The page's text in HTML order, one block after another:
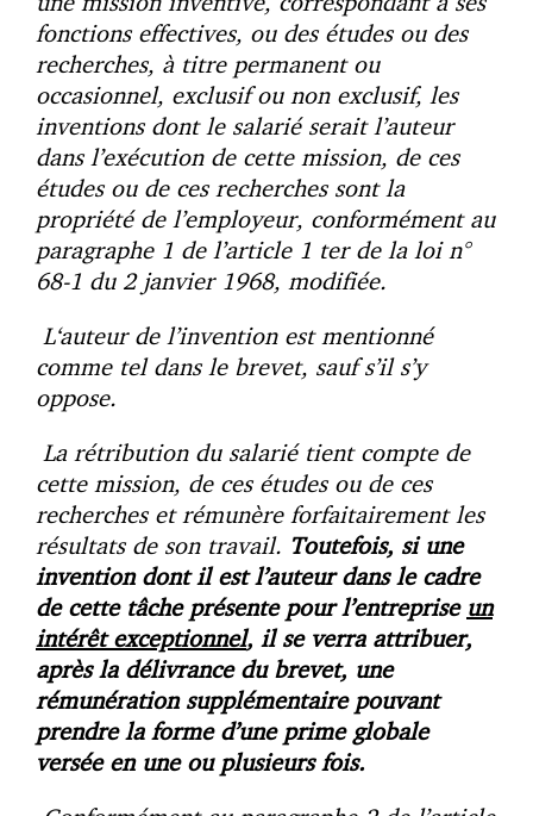
fonctions effectives, ou des études ou des
recherches, à titre permanent ou
occasionnel, exclusif ou non exclusif, les
inventions dont le salarié serait l’auteur
dans l’exécution de cette mission, de ces
études ou de ces recherches sont la
propriété de l’employeur, conformément au
paragraphe 1 de l’article 1 ter de la loi n°
68-1 du 2 janvier 1968, modifiée.
L‘auteur de l’invention est mentionné
comme tel dans le brevet, sauf s’il s’y
oppose.
La rétribution du salarié tient compte de
cette mission, de ces études ou de ces
recherches et rémunère forfaitairement les
résultats de son travail. Toutefois, si une
invention dont il est l’auteur dans le cadre
de cette tâche présente pour l’entreprise un
intérêt exceptionnel, il se verra attribuer,
après la délivrance du brevet, une
rémunération supplémentaire pouvant
prendre la forme d’une prime globale
versée en une ou plusieurs fois.